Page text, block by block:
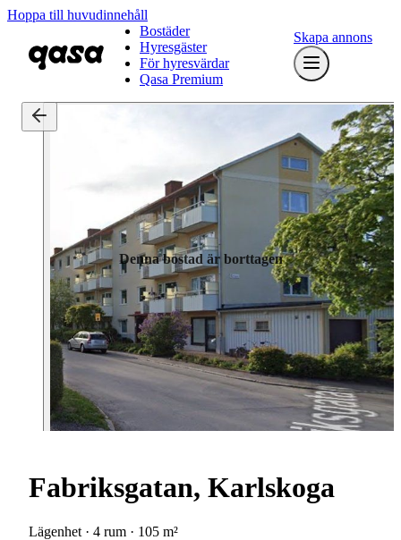
Hoppa till huvudinnehåll
Bostäder
Hyresgäster
För hyresvärdar
Qasa Premium
Skapa annons
Denna bostad är borttagen
Fabriksgatan, Karlskoga
Lägenhet · 4 rum · 105 m²